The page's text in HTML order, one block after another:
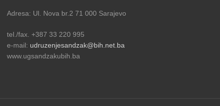
Adresa: Ul. Nova br.2 71 000 Sarajevo
tel./fax. +387 33 220 995
e-mail: udruzenjesandzak@bih.net.ba
www.ugsandzakubih.ba